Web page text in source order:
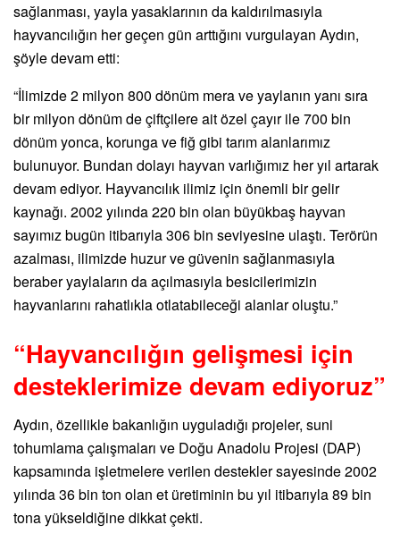
sağlanması, yayla yasaklarının da kaldırılmasıyla
hayvancılığın her geçen gün arttığını vurgulayan Aydın,
şöyle devam etti:
“İlimizde 2 milyon 800 dönüm mera ve yaylanın yanı sıra
bir milyon dönüm de çiftçilere ait özel çayır ile 700 bin
dönüm yonca, korunga ve fiğ gibi tarım alanlarımız
bulunuyor. Bundan dolayı hayvan varlığımız her yıl artarak
devam ediyor. Hayvancılık ilimiz için önemli bir gelir
kaynağı. 2002 yılında 220 bin olan büyükbaş hayvan
sayımız bugün itibarıyla 306 bin seviyesine ulaştı. Terörün
azalması, ilimizde huzur ve güvenin sağlanmasıyla
beraber yaylaların da açılmasıyla besicilerimizin
hayvanlarını rahatlıkla otlatabileceği alanlar oluştu.”
“Hayvancılığın gelişmesi için
desteklerimize devam ediyoruz”
Aydın, özellikle bakanlığın uyguladığı projeler, suni
tohumlama çalışmaları ve Doğu Anadolu Projesi (DAP)
kapsamında işletmelere verilen destekler sayesinde 2002
yılında 36 bin ton olan et üretiminin bu yıl itibarıyla 89 bin
tona yükseldiğine dikkat çekti.